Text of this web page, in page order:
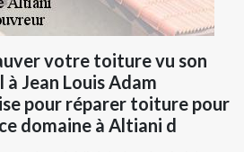
votre toiture vu son
Jean Louis Adam
pour réparer toiture pour
domaine à Altiani d